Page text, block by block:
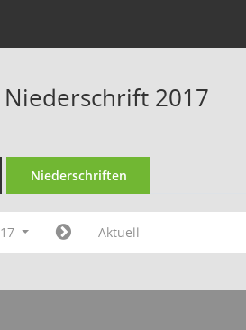
2017
Niederschriften
Aktuell